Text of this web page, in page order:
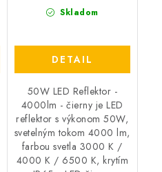
Skladom
DETAIL
50W LED Reflektor -
4000lm - čierny je LED
reflektor s výkonom 50W,
svetelným tokom 4000 lm,
farbou svetla 3000 K /
4000 K / 6500 K, krytím